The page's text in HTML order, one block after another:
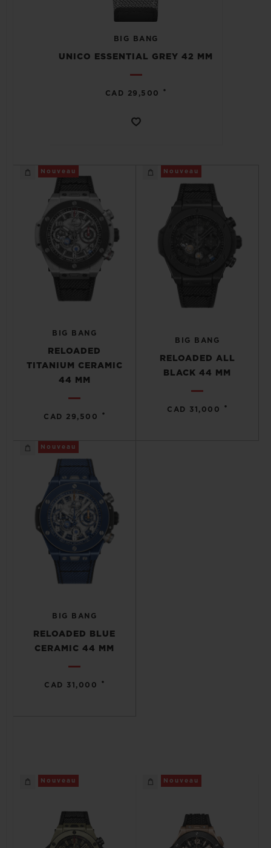
BIG BANG
UNICO ESSENTIAL GREY 42 MM
CAD 29,500 •
Nouveau
BIG BANG
RELOADED
TITANIUM CERAMIC
44 MM
CAD 29,500 •
Nouveau
BIG BANG
RELOADED ALL
BLACK 44 MM
CAD 31,000 •
Nouveau
BIG BANG
RELOADED BLUE
CERAMIC 44 MM
CAD 31,000 •
Nouveau Nouveau
NOUS CONTACTER
TROUVER UNE BOUTIQUE